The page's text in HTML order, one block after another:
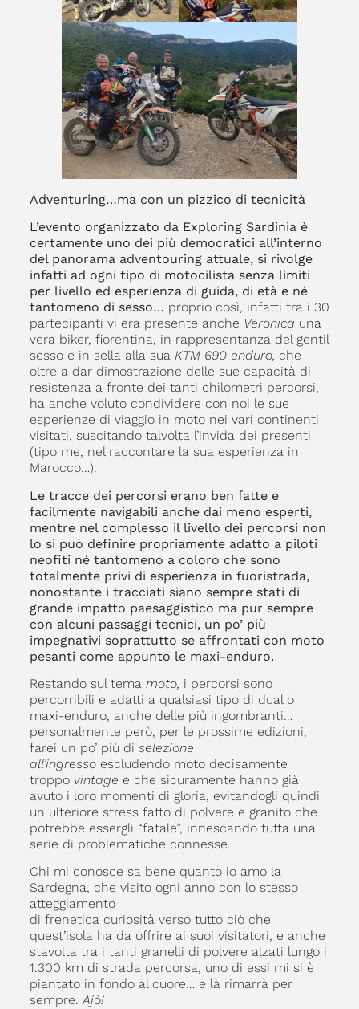
Adventuring…ma con un pizzico di tecnicità
L’evento organizzato da Exploring Sardinia è
certamente uno dei più democratici all’interno
del panorama adventouring attuale, si rivolge
infatti ad ogni tipo di motocilista senza limiti
per livello ed esperienza di guida, di età e né
tantomeno di sesso… proprio così, infatti tra i 30
partecipanti vi era presente anche Veronica una
vera biker, fiorentina, in rappresentanza del gentil
sesso e in sella alla sua KTM 690 enduro, che
oltre a dar dimostrazione delle sue capacità di
resistenza a fronte dei tanti chilometri percorsi,
ha anche voluto condividere con noi le sue
esperienze di viaggio in moto nei vari continenti
visitati, suscitando talvolta l’invida dei presenti
(tipo me, nel raccontare la sua esperienza in
Marocco…).
Le tracce dei percorsi erano ben fatte e
facilmente navigabili anche dai meno esperti,
mentre nel complesso il livello dei percorsi non
lo si può definire propriamente adatto a piloti
neofiti né tantomeno a coloro che sono
totalmente privi di esperienza in fuoristrada,
nonostante i tracciati siano sempre stati di
grande impatto paesaggistico ma pur sempre
con alcuni passaggi tecnici, un po’ più
impegnativi soprattutto se affrontati con moto
pesanti come appunto le maxi-enduro.
Restando sul tema moto, i percorsi sono
percorribili e adatti a qualsiasi tipo di dual o
maxi-enduro, anche delle più ingombranti…
personalmente però, per le prossime edizioni,
farei un po’ più di selezione
all’ingresso escludendo moto decisamente
troppo vintage e che sicuramente hanno già
avuto i loro momenti di gloria, evitandogli quindi
un ulteriore stress fatto di polvere e granito che
potrebbe essergli “fatale”, innescando tutta una
serie di problematiche connesse.
Chi mi conosce sa bene quanto io amo la
Sardegna, che visito ogni anno con lo stesso
atteggiamento
di frenetica curiosità verso tutto ciò che
quest’isola ha da offrire ai suoi visitatori, e anche
stavolta tra i tanti granelli di polvere alzati lungo i
1.300 km di strada percorsa, uno di essi mi si è
piantato in fondo al cuore… e là rimarrà per
sempre.Ajò!